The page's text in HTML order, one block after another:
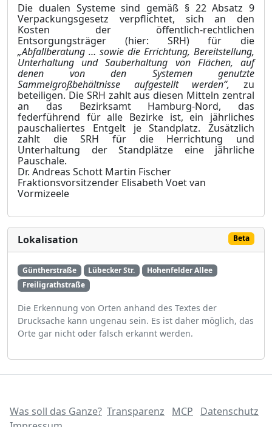
Die dualen Systeme sind gemäß § 22 Absatz 9
Verpackungsgesetz verpflichtet, sich an den
Kosten der öffentlich-rechtlichen
Entsorgungsträger (hier: SRH) für die
„Abfallberatung … sowie die Errichtung, Bereitstellung,
Unterhaltung und Sauberhaltung von Flächen, auf
denen von den Systemen genutzte
Sammelgroßbehältnisse aufgestellt werden“, zu
beteiligen. Die SRH zahlt aus diesen Mitteln zentral
an das Bezirksamt Hamburg-Nord, das
federführend für alle Bezirke ist, ein jährliches
pauschaliertes Entgelt je Standplatz. Zusätzlich
zahlt die SRH für die Herrichtung und
Unterhaltung der Standplätze eine jährliche
Pauschale.
Dr. Andreas Schott Martin Fischer
Fraktionsvorsitzender Elisabeth Voet van
Vormizeele
Lokalisation Beta
Güntherstraße Lübecker Str.
Hohenfelder Allee
Freiligrathstraße
Die Erkennung von Orten anhand des Textes der
Drucksache kann ungenau sein. Es ist daher möglich, das
Orte gar nicht oder falsch erkannt werden.
Was soll das Ganze? Transparenz MCP
Datenschutz